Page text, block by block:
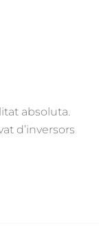
absoluta.
d’inversors